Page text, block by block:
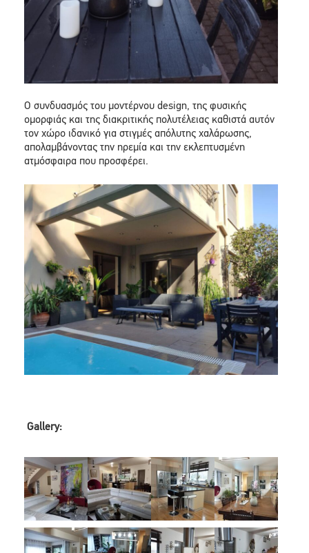
Ο συνδυασμός του μοντέρνου design, της φυσικής
ομορφιάς και της διακριτικής πολυτέλειας καθιστά αυτόν
τον χώρο ιδανικό για στιγμές απόλυτης χαλάρωσης,
απολαμβάνοντας την ηρεμία και την εκλεπτυσμένη
ατμόσφαιρα που προσφέρει.
Gallery: